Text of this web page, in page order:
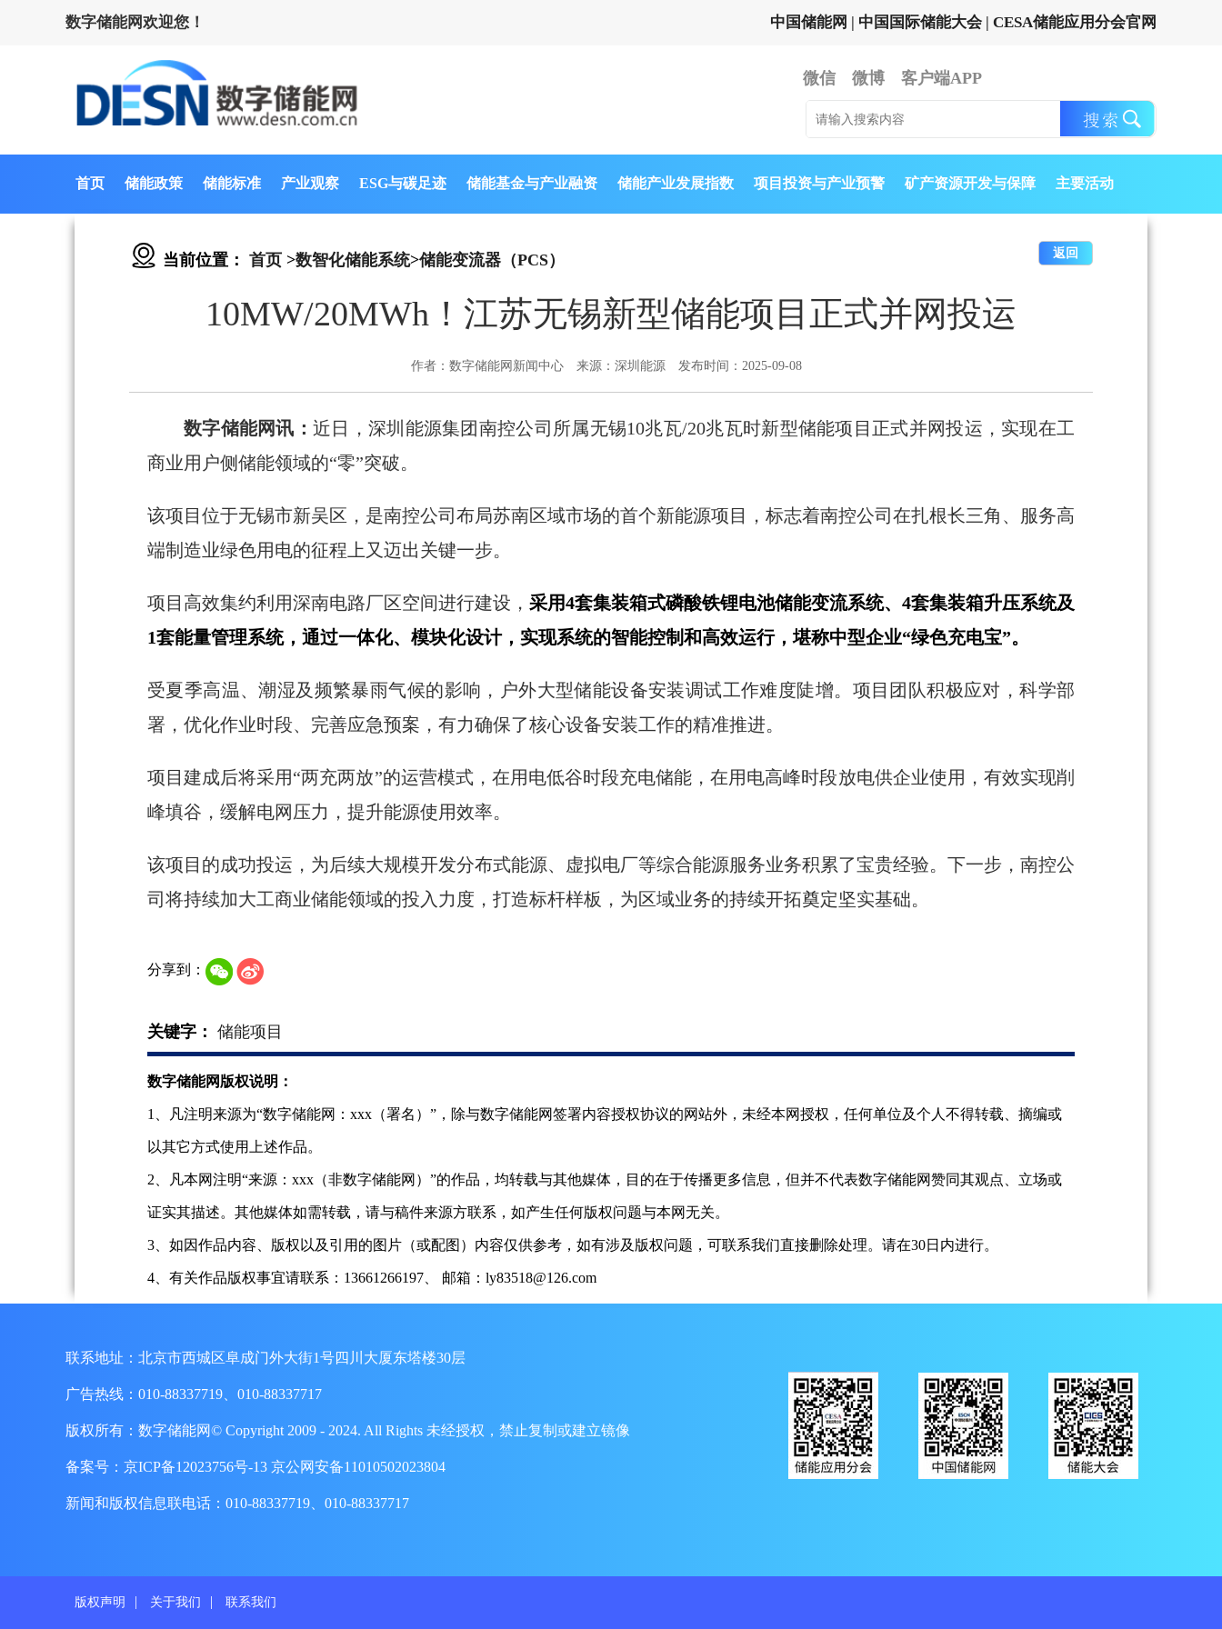
数字储能网欢迎您！ 中国储能网 | 中国国际储能大会 | CESA储能应用分会官网
微信 微博 客户端APP
首页 储能政策 储能标准 产业观察 ESG与碳足迹 储能基金与产业融资 储能产业发展指数 项目投资与产业预警 矿产资源开发与保障 主要活动
当前位置： 首页 >数智化储能系统>储能变流器（PCS） 返回
10MW/20MWh！江苏无锡新型储能项目正式并网投运
作者：数字储能网新闻中心 来源：深圳能源 发布时间：2025-09-08
数字储能网讯：近日，深圳能源集团南控公司所属无锡10兆瓦/20兆瓦时新型储能项目正式并网投运，实现在工
商业用户侧储能领域的“零”突破。
该项目位于无锡市新吴区，是南控公司布局苏南区域市场的首个新能源项目，标志着南控公司在扎根长三角、服务高
端制造业绿色用电的征程上又迈出关键一步。
项目高效集约利用深南电路厂区空间进行建设， 采用4套集装箱式磷酸铁锂电池储能变流系统、4套集装箱升压系统及
1套能量管理系统，通过一体化、模块化设计，实现系统的智能控制和高效运行，堪称中型企业“绿色充电宝”。
受夏季高温、潮湿及频繁暴雨气候的影响，户外大型储能设备安装调试工作难度陡增。项目团队积极应对，科学部
署，优化作业时段、完善应急预案，有力确保了核心设备安装工作的精准推进。
项目建成后将采用“两充两放”的运营模式，在用电低谷时段充电储能，在用电高峰时段放电供企业使用，有效实现削
峰填谷，缓解电网压力，提升能源使用效率。
该项目的成功投运，为后续大规模开发分布式能源、虚拟电厂等综合能源服务业务积累了宝贵经验。下一步，南控公
司将持续加大工商业储能领域的投入力度，打造标杆样板，为区域业务的持续开拓奠定坚实基础。
分享到：
关键字： 储能项目
数字储能网版权说明：
1、凡注明来源为“数字储能网：xxx（署名）”，除与数字储能网签署内容授权协议的网站外，未经本网授权，任何单位及个人不得转载、摘编或
以其它方式使用上述作品。
2、凡本网注明“来源：xxx（非数字储能网）”的作品，均转载与其他媒体，目的在于传播更多信息，但并不代表数字储能网赞同其观点、立场或
证实其描述。其他媒体如需转载，请与稿件来源方联系，如产生任何版权问题与本网无关。
3、如因作品内容、版权以及引用的图片（或配图）内容仅供参考，如有涉及版权问题，可联系我们直接删除处理。请在30日内进行。
4、有关作品版权事宜请联系：13661266197、 邮箱：ly83518@126.com
联系地址：北京市西城区阜成门外大街1号四川大厦东塔楼30层
广告热线：010-88337719、010-88337717
版权所有：数字储能网© Copyright 2009 - 2024. All Rights 未经授权，禁止复制或建立镜像
备案号： 京ICP备12023756号-13 京公网安备11010502023804
新闻和版权信息联电话：010-88337719、010-88337717
版权声明 | 关于我们 | 联系我们